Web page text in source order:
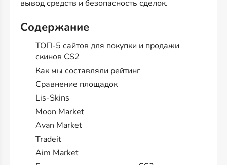
вывод средств и безопасность сделок.
Содержание
ТОП-5 сайтов для покупки и продажи
скинов CS2
Как мы составляли рейтинг
Сравнение площадок
Lis-Skins
Moon Market
Avan Market
Tradeit
Aim Market